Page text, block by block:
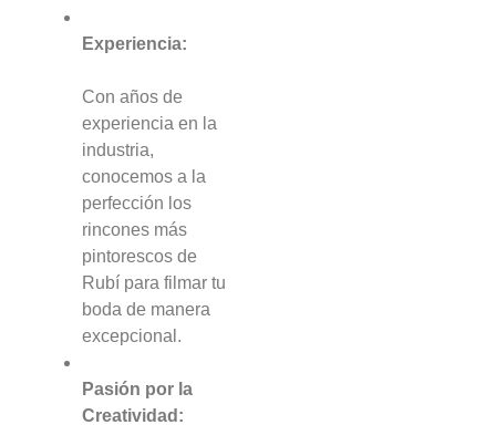
Experiencia:
Con años de
experiencia en la
industria,
conocemos a la
perfección los
rincones más
pintorescos de
Rubí para filmar tu
boda de manera
excepcional.
Pasión por la
Creatividad: